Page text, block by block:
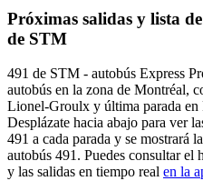
Próximas salidas y lista
de STM
491 de STM - autobús Express
autobús en la zona de Montréal,
Lionel-Groulx y última parada en
Desplázate hacia abajo para ver
491 a cada parada y se mostrará
autobús 491. Puedes consultar el
y las salidas en tiempo real en la